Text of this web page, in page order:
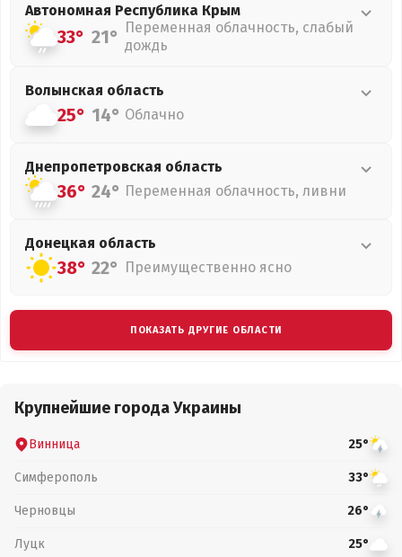
Автономная Республика Крым
33° 21° Переменная облачность, слабый
дождь
Волынская область
25° 14° Облачно
Днепропетровская область
36° 24° Переменная облачность, ливни
Донецкая область
38° 22° Преимущественно ясно
ПОКАЗАТЬ ДРУГИЕ ОБЛАСТИ
Крупнейшие города Украины
Винница 25°
Симферополь 33°
Черновцы 26°
Луцк 25°